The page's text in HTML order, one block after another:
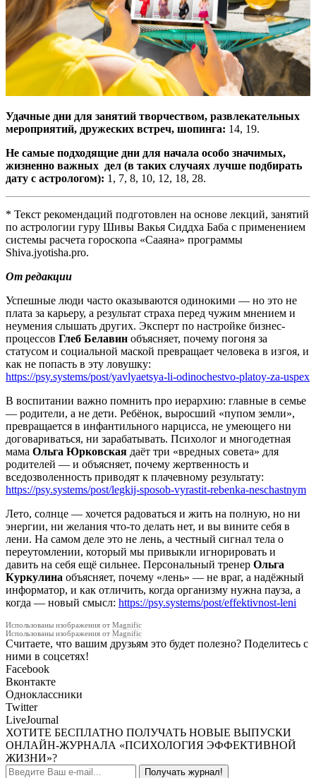
Удачные дни для занятий творчеством, развлекательных
мероприятий, дружеских встреч, шопинга: 14, 19.
Не самые подходящие дни для начала особо значимых,
жизненно важных дел (в таких случаях лучше подбирать
дату с астрологом): 1, 7, 8, 10, 12, 18, 28.
* Текст рекомендаций подготовлен на основе лекций, занятий
по астрологии гуру Шивы Вакья Сиддха Баба с применением
системы расчета гороскопа «Сааяна» программы
Shiva.jyotisha.pro.
От редакции
Успешные люди часто оказываются одинокими — но это не
плата за карьеру, а результат страха перед чужим мнением и
неумения слышать других. Эксперт по настройке бизнес-
процессов Глеб Белавин объясняет, почему погоня за
статусом и социальной маской превращает человека в изгоя, и
как не попасть в эту ловушку:
https://psy.systems/post/yavlyaetsya-li-odinochestvo-platoy-za-uspex
В воспитании важно помнить про иерархию: главные в семье
— родители, а не дети. Ребёнок, выросший «пупом земли»,
превращается в инфантильного нарцисса, не умеющего ни
договариваться, ни зарабатывать. Психолог и многодетная
мама Ольга Юрковская даёт три «вредных совета» для
родителей — и объясняет, почему жертвенность и
вседозволенность приводят к плачевному результату:
https://psy.systems/post/legkij-sposob-vyrastit-rebenka-neschastnym
Лето, солнце — хочется радоваться и жить на полную, но ни
энергии, ни желания что-то делать нет, и вы вините себя в
лени. На самом деле это не лень, а честный сигнал тела о
переутомлении, который мы привыкли игнорировать и
давить на себя ещё сильнее. Персональный тренер Ольга
Куркулина объясняет, почему «лень» — не враг, а надёжный
информатор, и как отличить, когда организму нужна пауза, а
когда — новый смысл: https://psy.systems/post/effektivnost-leni
Использованы изображения от Magnific
Использованы изображения от Magnific
Считаете, что вашим друзьям это будет полезно? Поделитесь с
ними в соцсетях!
Facebook
Вконтакте
Одноклассники
Twitter
LiveJournal
ХОТИТЕ БЕСПЛАТНО ПОЛУЧАТЬ НОВЫЕ ВЫПУСКИ
ОНЛАЙН-ЖУРНАЛА «ПСИХОЛОГИЯ ЭФФЕКТИВНОЙ
ЖИЗНИ»?
Получать журнал!